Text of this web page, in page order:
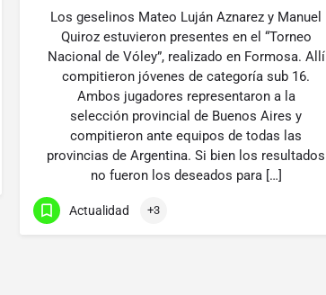
Los geselinos Mateo Luján Aznarez y Manuel
Quiroz estuvieron presentes en el “Torneo
Nacional de Vóley”, realizado en Formosa. Allí
compitieron jóvenes de categoría sub 16.
Ambos jugadores representaron a la
selección provincial de Buenos Aires y
compitieron ante equipos de todas las
provincias de Argentina. Si bien los resultados
no fueron los deseados para […]
Actualidad +3